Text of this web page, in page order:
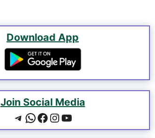
Download App
Join Social Media
Telegram
WhatsApp
Facebook
Instagram
YouTube